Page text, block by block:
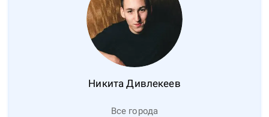
Никита Дивлекеев
Все города